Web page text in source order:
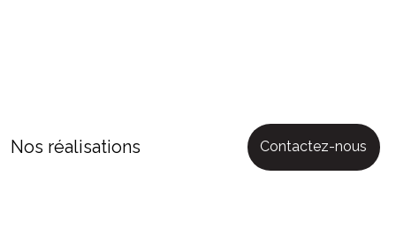
Nos réalisations Contactez-nous